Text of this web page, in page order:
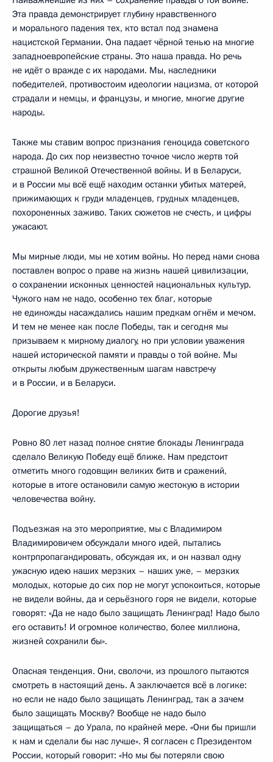
Эта правда демонстрирует глубину нравственного
и морального падения тех, кто встал под знамена
нацистской Германии. Она падает чёрной тенью на многие
западноевропейские страны. Это наша правда. Но речь
не идёт о вражде с их народами. Мы, наследники
победителей, противостоим идеологии нацизма, от которой
страдали и немцы, и французы, и многие, многие другие
народы.
Также мы ставим вопрос признания геноцида советского
народа. До сих пор неизвестно точное число жертв той
страшной Великой Отечественной войны. И в Беларуси,
и в России мы всё ещё находим останки убитых матерей,
прижимающих к груди младенцев, грудных младенцев,
похороненных заживо. Таких сюжетов не счесть, и цифры
ужасают.
Мы мирные люди, мы не хотим войны. Но перед нами снова
поставлен вопрос о праве на жизнь нашей цивилизации,
о сохранении исконных ценностей национальных культур.
Чужого нам не надо, особенно тех благ, которые
не единожды насаждались нашим предкам огнём и мечом.
И тем не менее как после Победы, так и сегодня мы
призываем к мирному диалогу, но при условии уважения
нашей исторической памяти и правды о той войне. Мы
открыты любым дружественным шагам навстречу
и в России, и в Беларуси.
Дорогие друзья!
Ровно 80 лет назад полное снятие блокады Ленинграда
сделало Великую Победу ещё ближе. Нам предстоит
отметить много годовщин великих битв и сражений,
которые в итоге остановили самую жестокую в истории
человечества войну.
Подъезжая на это мероприятие, мы с Владимиром
Владимировичем обсуждали много идей, пытались
контрпропагандировать, обсуждая их, и он назвал одну
ужасную идею наших мерзких – наших уже, – мерзких
молодых, которые до сих пор не могут успокоиться, которые
не видели войны, да и серьёзного горя не видели, которые
говорят: «Да не надо было защищать Ленинград! Надо было
его оставить! И огромное количество, более миллиона,
жизней сохранили бы».
Опасная тенденция. Они, сволочи, из прошлого пытаются
смотреть в настоящий день. А заключается всё в логике:
но если не надо было защищать Ленинград, так а зачем
было защищать Москву? Вообще не надо было
защищаться – до Урала, по крайней мере. «Они бы пришли
к нам и сделали бы нас лучше». Я согласен с Президентом
России, который говорит: «Но мы бы потеряли свою